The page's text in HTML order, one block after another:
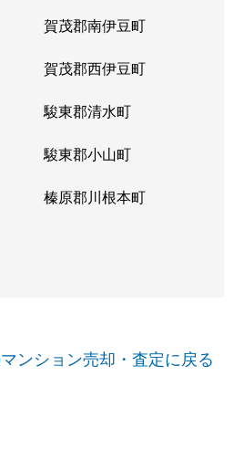
賀茂郡南伊豆町
賀茂郡西伊豆町
駿東郡清水町
駿東郡小山町
榛原郡川根本町
ンション売却・査定に戻る